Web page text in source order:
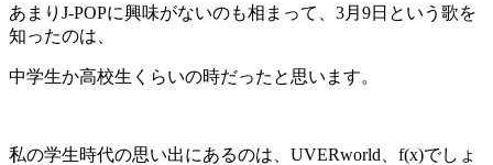
あまりJ-POPに興味がないのも相まって、3月9日という歌を
知ったのは、
中学生か高校生くらいの時だったと思います。
私の学生時代の思い出にあるのは、UVERworld、f(x)でしょ